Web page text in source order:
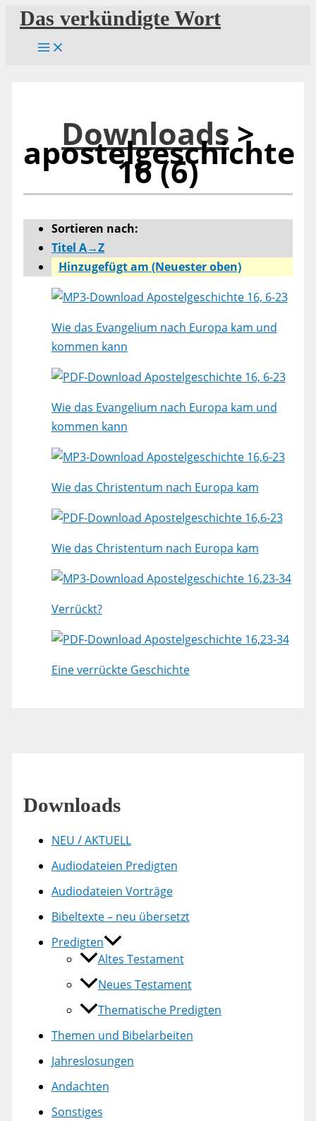
Zum
Inhalt
springen
Das verkündigte Wort
Downloads >
apostelgeschichte
16 (6)
Sortieren nach:
Titel A→Z
Hinzugefügt am (Neuester oben)
Apostelgeschichte 16, 6-23
Wie das Evangelium nach Europa kam und
kommen kann
Apostelgeschichte 16, 6-23
Wie das Evangelium nach Europa kam und
kommen kann
Apostelgeschichte 16,6-23
Wie das Christentum nach Europa kam
Apostelgeschichte 16,6-23
Wie das Christentum nach Europa kam
Apostelgeschichte 16,23-34
Verrückt?
Apostelgeschichte 16,23-34
Eine verrückte Geschichte
Downloads
NEU / AKTUELL
Audiodateien Predigten
Audiodateien Vorträge
Bibeltexte – neu übersetzt
Predigten
Altes Testament
Neues Testament
Thematische Predigten
Themen und Bibelarbeiten
Jahreslosungen
Andachten
Sonstiges